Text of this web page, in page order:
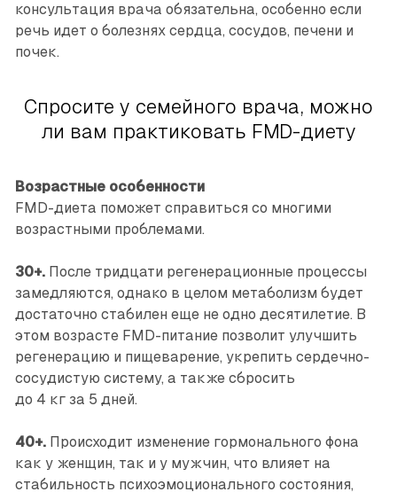
консультация врача обязательна, особенно если
речь идет о болезнях сердца, сосудов, печени и
почек.
Спросите у семейного врача, можно
ли вам практиковать FMD-диету
Возрастные особенности
FMD-диета поможет справиться со многими
возрастными проблемами.
30+.После тридцати регенерационные процессы
замедляются, однако в целом метаболизм будет
достаточно стабилен еще не одно десятилетие. В
этом возрасте FMD-питание позволит улучшить
регенерацию и пищеварение, укрепить сердечно-
сосудистую систему, а также сбросить
до 4 кг за 5 дней.
40+.Происходит изменение гормонального фона
как у женщин, так и у мужчин, что влияет на
стабильность психоэмоционального состояния,